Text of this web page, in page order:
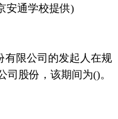
安通学校提供)
有限公司的发起人在规
司股份，该期间为()。